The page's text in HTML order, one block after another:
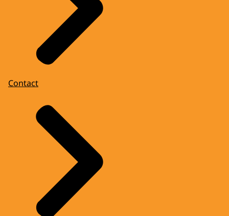
Contact